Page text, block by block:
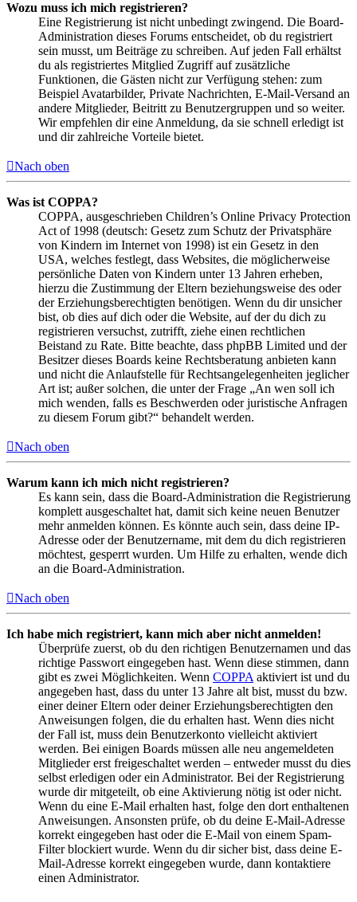
Wozu muss ich mich registrieren?
Eine Registrierung ist nicht unbedingt zwingend. Die Board-
Administration dieses Forums entscheidet, ob du registriert
sein musst, um Beiträge zu schreiben. Auf jeden Fall erhältst
du als registriertes Mitglied Zugriff auf zusätzliche
Funktionen, die Gästen nicht zur Verfügung stehen: zum
Beispiel Avatarbilder, Private Nachrichten, E-Mail-Versand an
andere Mitglieder, Beitritt zu Benutzergruppen und so weiter.
Wir empfehlen dir eine Anmeldung, da sie schnell erledigt ist
und dir zahlreiche Vorteile bietet.
Nach oben
Was ist COPPA?
COPPA, ausgeschrieben Children’s Online Privacy Protection
Act of 1998 (deutsch: Gesetz zum Schutz der Privatsphäre
von Kindern im Internet von 1998) ist ein Gesetz in den
USA, welches festlegt, dass Websites, die möglicherweise
persönliche Daten von Kindern unter 13 Jahren erheben,
hierzu die Zustimmung der Eltern beziehungsweise des oder
der Erziehungsberechtigten benötigen. Wenn du dir unsicher
bist, ob dies auf dich oder die Website, auf der du dich zu
registrieren versuchst, zutrifft, ziehe einen rechtlichen
Beistand zu Rate. Bitte beachte, dass phpBB Limited und der
Besitzer dieses Boards keine Rechtsberatung anbieten kann
und nicht die Anlaufstelle für Rechtsangelegenheiten jeglicher
Art ist; außer solchen, die unter der Frage „An wen soll ich
mich wenden, falls es Beschwerden oder juristische Anfragen
zu diesem Forum gibt?“ behandelt werden.
Nach oben
Warum kann ich mich nicht registrieren?
Es kann sein, dass die Board-Administration die Registrierung
komplett ausgeschaltet hat, damit sich keine neuen Benutzer
mehr anmelden können. Es könnte auch sein, dass deine IP-
Adresse oder der Benutzername, mit dem du dich registrieren
möchtest, gesperrt wurden. Um Hilfe zu erhalten, wende dich
an die Board-Administration.
Nach oben
Ich habe mich registriert, kann mich aber nicht anmelden!
Überprüfe zuerst, ob du den richtigen Benutzernamen und das
richtige Passwort eingegeben hast. Wenn diese stimmen, dann
gibt es zwei Möglichkeiten. Wenn COPPA aktiviert ist und du
angegeben hast, dass du unter 13 Jahre alt bist, musst du bzw.
einer deiner Eltern oder deiner Erziehungsberechtigten den
Anweisungen folgen, die du erhalten hast. Wenn dies nicht
der Fall ist, muss dein Benutzerkonto vielleicht aktiviert
werden. Bei einigen Boards müssen alle neu angemeldeten
Mitglieder erst freigeschaltet werden – entweder musst du dies
selbst erledigen oder ein Administrator. Bei der Registrierung
wurde dir mitgeteilt, ob eine Aktivierung nötig ist oder nicht.
Wenn du eine E-Mail erhalten hast, folge den dort enthaltenen
Anweisungen. Ansonsten prüfe, ob du deine E-Mail-Adresse
korrekt eingegeben hast oder die E-Mail von einem Spam-
Filter blockiert wurde. Wenn du dir sicher bist, dass deine E-
Mail-Adresse korrekt eingegeben wurde, dann kontaktiere
einen Administrator.